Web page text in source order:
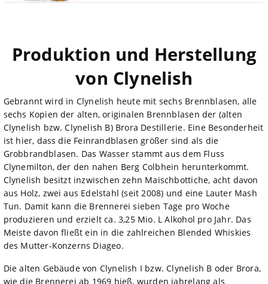
Produktion und Herstellung
von Clynelish
Gebrannt wird in Clynelish heute mit sechs Brennblasen, alle
sechs Kopien der alten, originalen Brennblasen der (alten
Clynelish bzw. Clynelish B) Brora Destillerie. Eine Besonderheit
ist hier, dass die Feinrandblasen größer sind als die
Grobbrandblasen. Das Wasser stammt aus dem Fluss
Clynemilton, der den nahen Berg Colbhein herunterkommt.
Clynelish besitzt inzwischen zehn Maischbottiche, acht davon
aus Holz, zwei aus Edelstahl (seit 2008) und eine Lauter Mash
Tun. Damit kann die Brennerei sieben Tage pro Woche
produzieren und erzielt ca. 3,25 Mio. L Alkohol pro Jahr. Das
Meiste davon fließt ein in die zahlreichen Blended Whiskies
des Mutter-Konzerns Diageo.
Die alten Gebäude von Clynelish I bzw. Clynelish B oder Brora,
wie die Brennerei ab 1969 hieß, wurden jahrelang als